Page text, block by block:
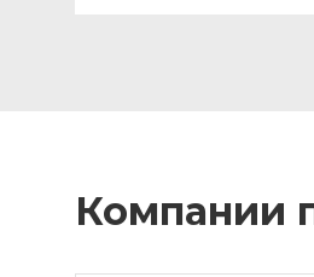
Компании